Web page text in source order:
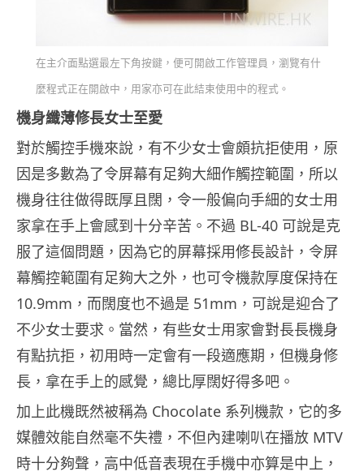
在主介面點選最左下角按鍵，便可開啟工作管理員，瀏覽有什
麼程式正在開啟中，用家亦可在此結束使用中的程式。
機身纖薄修長女士至愛
對於觸控手機來說，有不少女士會頗抗拒使用，原
因是多數為了令屏幕有足夠大細作觸控範圍，所以
機身往往做得既厚且闊，令一般偏向手細的女士用
家拿在手上會感到十分辛苦。不過 BL-40 可說是克
服了這個問題，因為它的屏幕採用修長設計，令屏
幕觸控範圍有足夠大之外，也可令機款厚度保持在
10.9mm，而闊度也不過是 51mm，可說是迎合了
不少女士要求。當然，有些女士用家會對長長機身
有點抗拒，初用時一定會有一段適應期，但機身修
長，拿在手上的感覺，總比厚闊好得多吧。
加上此機既然被稱為 Chocolate 系列機款，它的多
媒體效能自然毫不失禮，不但內建喇叭在播放 MTV
時十分夠聲，高中低音表現在手機中亦算是中上，